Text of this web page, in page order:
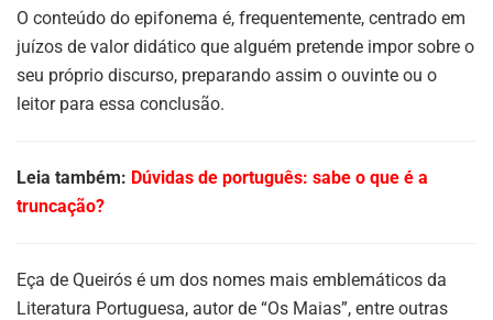
O conteúdo do epifonema é, frequentemente, centrado em
juízos de valor didático que alguém pretende impor sobre o
seu próprio discurso, preparando assim o ouvinte ou o
leitor para essa conclusão.
Leia também: Dúvidas de português: sabe o que é a
truncação?
Eça de Queirós é um dos nomes mais emblemáticos da
Literatura Portuguesa, autor de “Os Maias”, entre outras